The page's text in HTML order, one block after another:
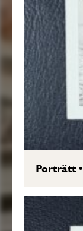
Porträtt•